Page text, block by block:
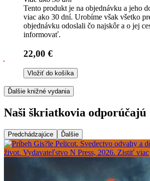
Tento produkt je na objednávku a jeho
viac ako 30 dní. Urobíme však všetko
objednávku odoslali čo najskôr a o jej
informovať.
22,00 €
Vložiť do košíka
Ďalšie knižné vydania
Naši škriatkovia odporúčajú
Predchádzajúce Ďalšie